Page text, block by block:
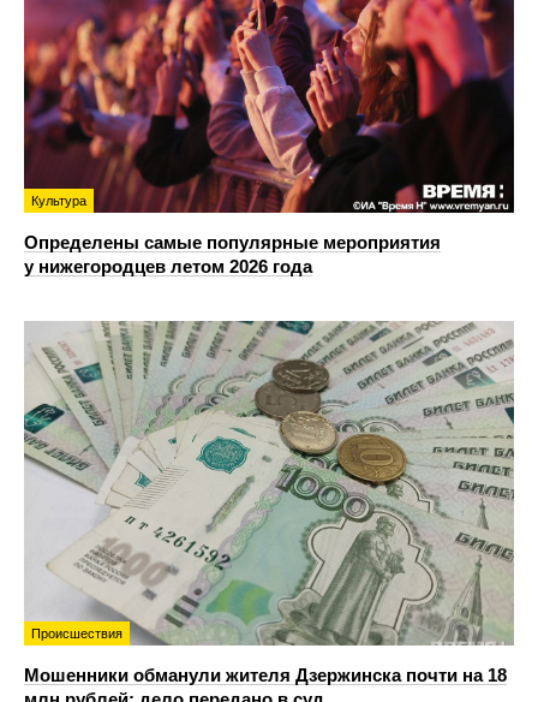
Культура
Определены самые популярные мероприятия
у нижегородцев летом 2026 года
Происшествия
Мошенники обманули жителя Дзержинска почти на 18